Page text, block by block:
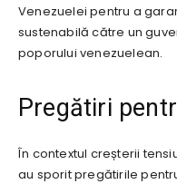
Venezuelei pentru a
sustenabilă către un
poporului venezuelean.
Pregătiri
În contextul creșterii
au sporit pregătirile